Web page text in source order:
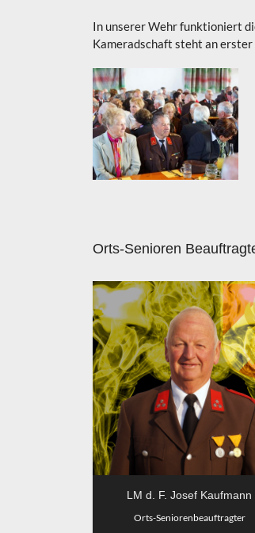
In unserer Wehr funktioniert
Kameradschaft steht an erster
Orts-Senioren
LM d. F. Josef Kaufmann
Orts-Seniorenbeauftragter